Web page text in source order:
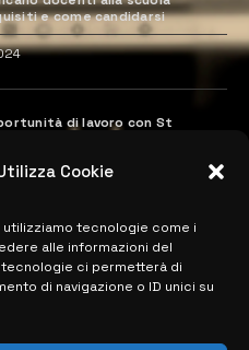
Cookie
tecnologie come i
alle informazioni del
ci permetterà di
di navigazione o ID unici su
e come candidarsi
di lavoro con St